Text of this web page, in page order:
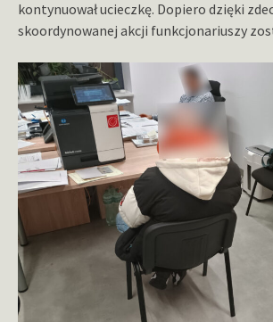
kontynuował ucieczkę. Dopiero dzięki
skoordynowanej akcji funkcjonariuszy